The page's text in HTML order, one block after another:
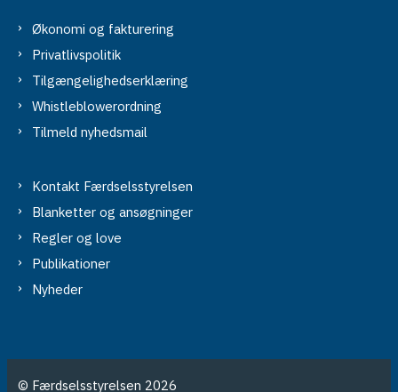
Økonomi og fakturering
Privatlivspolitik
Tilgængelighedserklæring
Whistleblowerordning
Tilmeld nyhedsmail
Kontakt Færdselsstyrelsen
Blanketter og ansøgninger
Regler og love
Publikationer
Nyheder
© Færdselsstyrelsen 2026